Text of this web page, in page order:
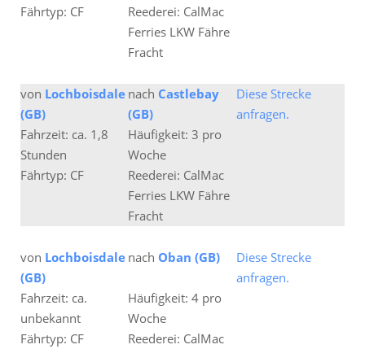
Fährtyp: CF
Reederei: CalMac
Ferries LKW Fähre
Fracht
von Lochboisdale
(GB)
nach Castlebay
(GB)
Diese Strecke
anfragen.
Fahrzeit: ca. 1,8
Stunden
Häufigkeit: 3 pro
Woche
Fährtyp: CF
Reederei: CalMac
Ferries LKW Fähre
Fracht
von Lochboisdale
(GB)
nach Oban (GB)
Diese Strecke
anfragen.
Fahrzeit: ca.
unbekannt
Häufigkeit: 4 pro
Woche
Fährtyp: CF
Reederei: CalMac